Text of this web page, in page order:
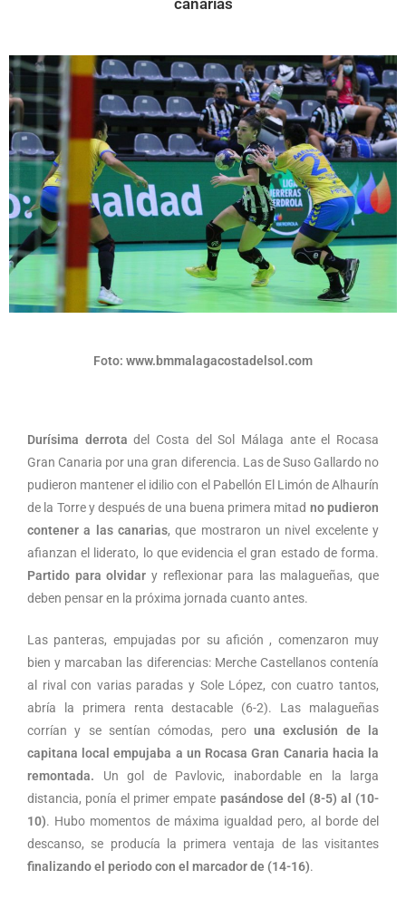
Foto: www.bmmalagacostadelsol.com
Durísima derrota del Costa del Sol Málaga ante el Rocasa
Gran Canaria por una gran diferencia. Las de Suso Gallardo no
pudieron mantener el idilio con el Pabellón El Limón de Alhaurín
de la Torre y después de una buena primera mitad no pudieron
contener a las canarias, que mostraron un nivel excelente y
afianzan el liderato, lo que evidencia el gran estado de forma.
Partido para olvidar y reflexionar para las malagueñas, que
deben pensar en la próxima jornada cuanto antes.
Las panteras, empujadas por su afición , comenzaron muy
bien y marcaban las diferencias: Merche Castellanos contenía
al rival con varias paradas y Sole López, con cuatro tantos,
abría la primera renta destacable (6-2). Las malagueñas
corrían y se sentían cómodas, pero una exclusión de la
capitana local empujaba a un Rocasa Gran Canaria hacia la
remontada. Un gol de Pavlovic, inabordable en la larga
distancia, ponía el primer empate pasándose del (8-5) al (10-
10). Hubo momentos de máxima igualdad pero, al borde del
descanso, se producía la primera ventaja de las visitantes
finalizando el periodo con el marcador de (14-16).